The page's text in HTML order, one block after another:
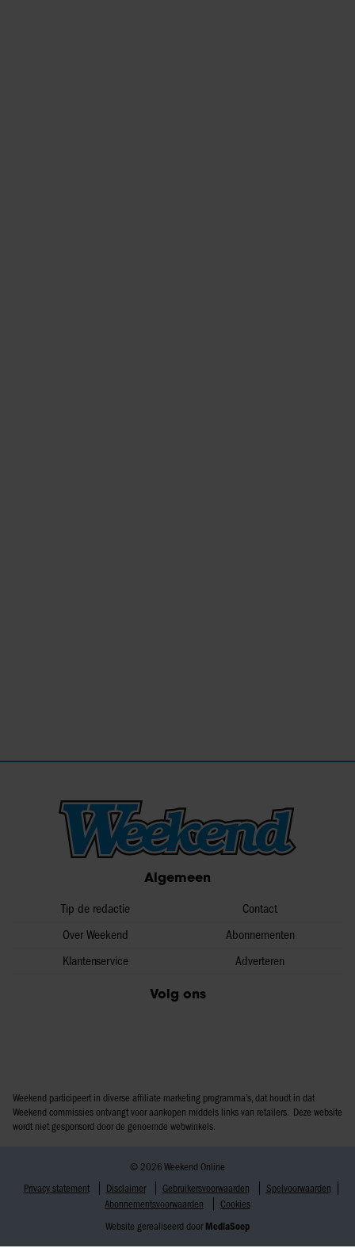
Algemeen
Tip de redactie
Over Weekend
Klantenservice
Contact
Abonnementen
Adverteren
Volg ons
Weekend participeert in diverse affiliate marketing programma’s, dat houdt in dat
Weekend commissies ontvangt voor aankopen middels links van retailers. Deze website
wordt niet gesponsord door de genoemde webwinkels.
© 2026 Weekend Online
Privacy statement
Disclaimer Gebruikersvoorwaarden
Spelvoorwaarden
Abonnementsvoorwaarden
Cookies
Website gerealiseerd door MediaSoep